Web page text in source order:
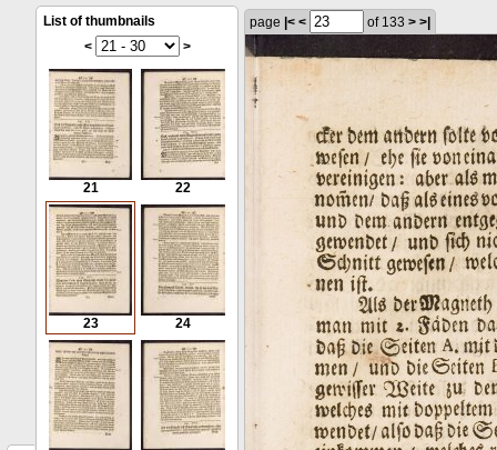
List of thumbnails
<
>
21 22
23 24
page |< < of 133 > >|